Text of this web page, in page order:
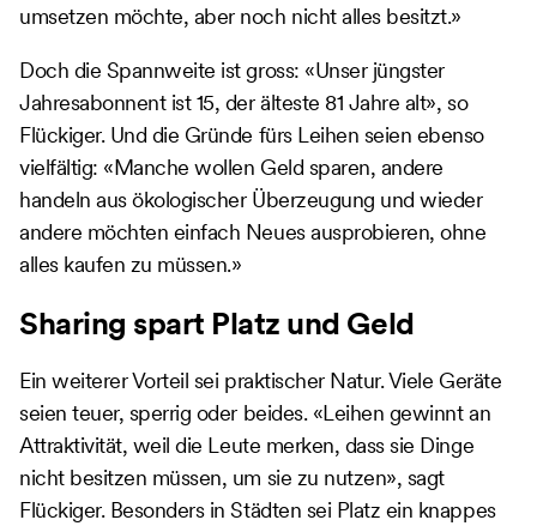
umsetzen möchte, aber noch nicht alles besitzt.»
Doch die Spannweite ist gross: «Unser jüngster
Jahresabonnent ist 15, der älteste 81 Jahre alt», so
Flückiger. Und die Gründe fürs Leihen seien ebenso
vielfältig: «Manche wollen Geld sparen, andere
handeln aus ökologischer Überzeugung und wieder
andere möchten einfach Neues ausprobieren, ohne
alles kaufen zu müssen.»
Sharing spart Platz und Geld
Ein weiterer Vorteil sei praktischer Natur. Viele Geräte
seien teuer, sperrig oder beides. «Leihen gewinnt an
Attraktivität, weil die Leute merken, dass sie Dinge
nicht besitzen müssen, um sie zu nutzen», sagt
Flückiger. Besonders in Städten sei Platz ein knappes